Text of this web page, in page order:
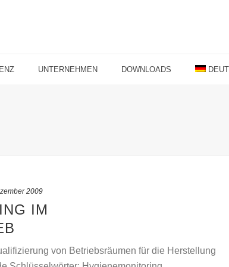
UNTERNEHMEN DOWNLOADS
2009
IM
von Betriebsräumen für die Herstellung